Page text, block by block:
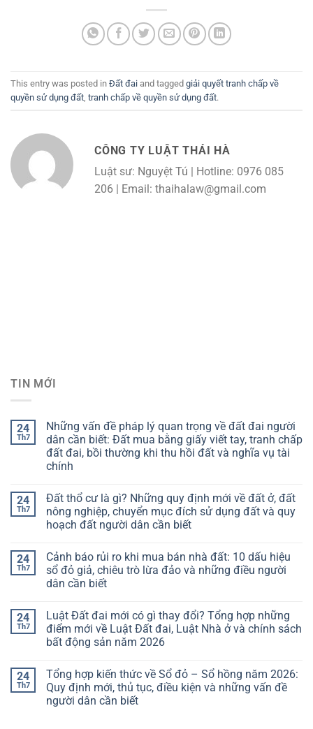
This entry was posted in Đất đai and tagged giải quyết tranh chấp về
quyền sử dụng đất tranh chấp về quyền sử dụng đất.
CÔNG TY LUẬT THÁI HÀ
Luật sư: Nguyệt Tú | Hotline: 0976 085
206 | Email: thaihalaw@gmail.com
TIN MỚI
24
Th7
Những vấn đề pháp lý quan trọng về đất đai người
dân cần biết: Đất mua bằng giấy viết tay, tranh chấp
đất đai, bồi thường khi thu hồi đất và nghĩa vụ tài
chính
24
Th7
Đất thổ cư là gì? Những quy định mới về đất ở, đất
nông nghiệp, chuyển mục đích sử dụng đất và quy
hoạch đất người dân cần biết
24
Th7
Cảnh báo rủi ro khi mua bán nhà đất: 10 dấu hiệu
sổ đỏ giả, chiêu trò lừa đảo và những điều người
dân cần biết
24
Th7
Luật Đất đai mới có gì thay đổi? Tổng hợp những
điểm mới về Luật Đất đai, Luật Nhà ở và chính sách
bất động sản năm 2026
24
Th7
Tổng hợp kiến thức về Sổ đỏ – Sổ hồng năm 2026:
Quy định mới, thủ tục, điều kiện và những vấn đề
người dân cần biết